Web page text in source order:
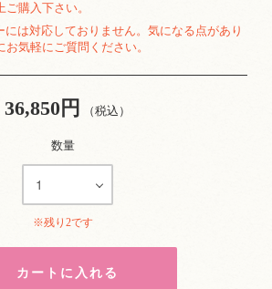
購入下さい。
には対応しておりません。気になる点があり
お気軽にご質問ください。
36,850円 （税込）
数量
※残り2です